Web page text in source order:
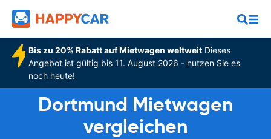
Bis zu 20% Rabatt auf Mietwagen weltweitDieses
Angebot ist gültig bis 11. August 2026 - nutzen Sie es
noch heute!
Dortmund Mietwagen
vergleichen